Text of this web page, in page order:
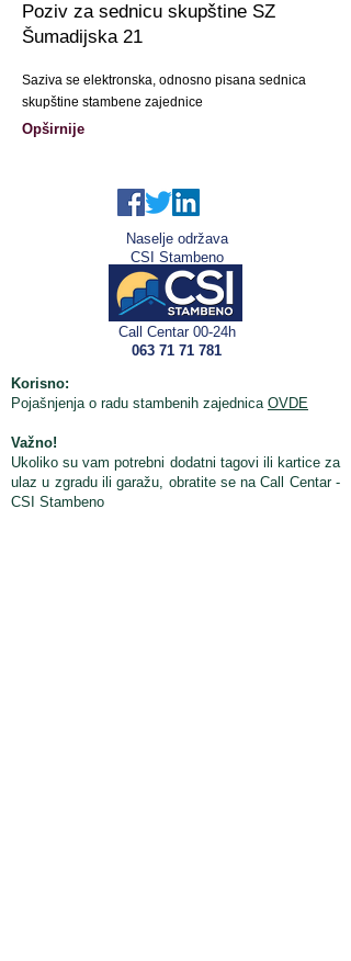
Poziv za sednicu skupštine SZ
Šumadijska 21
Saziva se elektronska, odnosno pisana sednica
skupštine stambene zajednice
Opširnije
Korisno:
Pojašnjenja o radu stambenih zajednica OVDE
Važno!
Ukoliko su vam potrebni dodatni tagovi ili kartice za
ulaz u zgradu ili garažu, obratite se na Call Centar -
CSI Stambeno
Naselje održava
CSI Stambeno
Call Centar 00-24h
063 71 71 781